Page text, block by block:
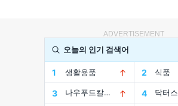
ADVERTISEMENT